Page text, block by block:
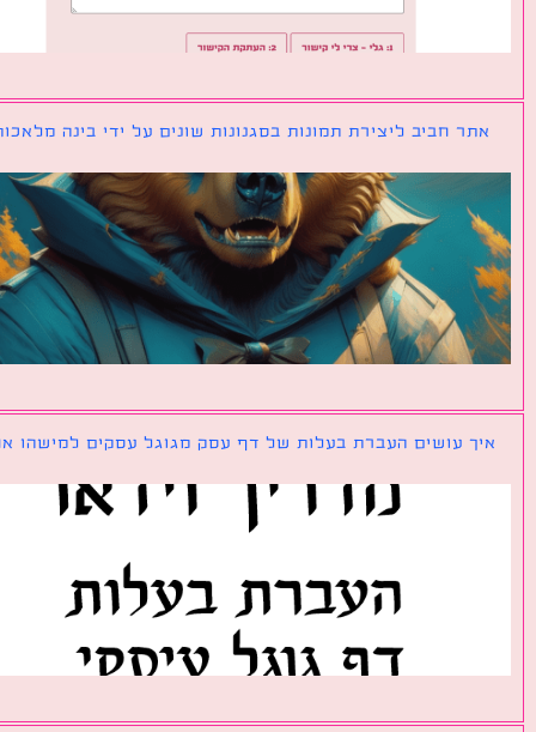
חביב ליצירת תמונות בסגנונות שונים על ידי בינה מלאכותית
עושים העברת בעלות של דף עסק מגוגל עסקים למישהו אחר?